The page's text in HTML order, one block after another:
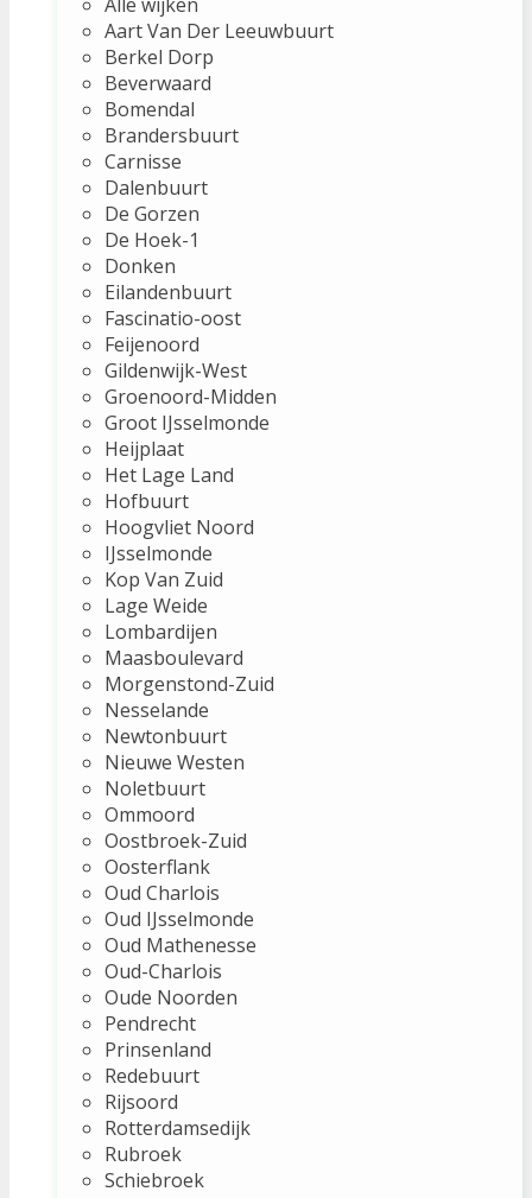
Aart Van Der Leeuwbuurt
Berkel Dorp
Beverwaard
Bomendal
Brandersbuurt
Carnisse
Dalenbuurt
De Gorzen
De Hoek-1
Donken
Eilandenbuurt
Fascinatio-oost
Feijenoord
Gildenwijk-West
Groenoord-Midden
Groot IJsselmonde
Heijplaat
Het Lage Land
Hofbuurt
Hoogvliet Noord
IJsselmonde
Kop Van Zuid
Lage Weide
Lombardijen
Maasboulevard
Morgenstond-Zuid
Nesselande
Newtonbuurt
Nieuwe Westen
Noletbuurt
Ommoord
Oostbroek-Zuid
Oosterflank
Oud Charlois
Oud IJsselmonde
Oud Mathenesse
Oud-Charlois
Oude Noorden
Pendrecht
Prinsenland
Redebuurt
Rijsoord
Rotterdamsedijk
Rubroek
Schiebroek